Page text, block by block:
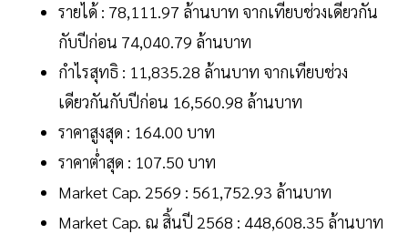
รายได้ : 78,111.97 ล้านบาท จากเทียบช่วงเดียวกัน
กับปีก่อน 74,040.79 ล้านบาท
กำไรสุทธิ : 11,835.28 ล้านบาท จากเทียบช่วง
เดียวกันกับปีก่อน 16,560.98 ล้านบาท
ราคาสูงสุด : 164.00 บาท
ราคาต่ำสุด : 107.50 บาท
Market Cap. 2569 : 561,752.93 ล้านบาท
Market Cap. ณ สิ้นปี 2568 : 448,608.35 ล้านบาท